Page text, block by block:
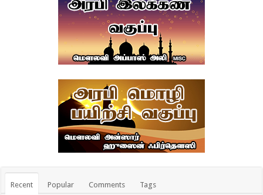
Recent Popular Comments Tags